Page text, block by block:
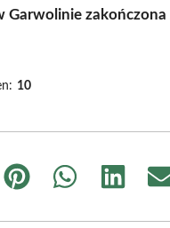
Garwolinie
10
Share
Share
Share